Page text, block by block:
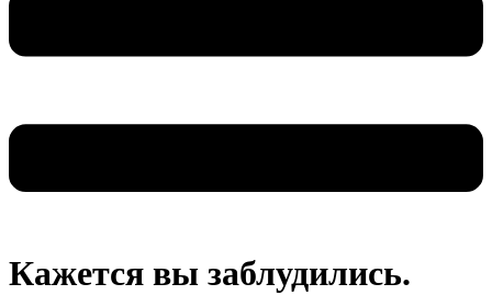
Кажется вы заблудились.